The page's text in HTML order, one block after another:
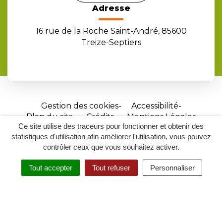
Ce site utilise des traceurs pour fonctionner et obtenir des
statistiques d'utilisation afin améliorer l'utilisation, vous pouvez
contrôler ceux que vous souhaitez activer.
Tout accepter Tout refuser Personnaliser
RECHERCHER
ACCESSIBILITÉ
Adresse
16 rue de la Roche Saint-André, 85600
Treize-Septiers
Gestion des cookies
Accessibilité
Plan du site
Crédits
Mentions Légales
Site
réalisé
par
Inovagora